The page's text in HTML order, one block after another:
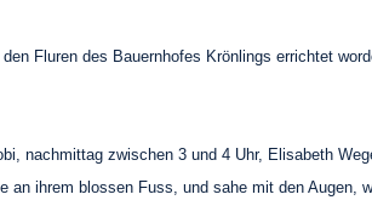
Fluren des Bauernhofes Krönlings errichtet
nachmittag zwischen 3 und 4 Uhr, Elisabeth
ihrem blossen Fuss, und sahe mit den